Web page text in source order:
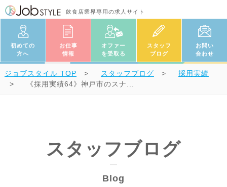
飲食店業界専用の求人サイト
初めての
方へ
お仕事
情報
オファー
を受取る
スタッフ
ブログ
お問い
合わせ
ジョブスタイル TOP スタッフブログ
採用実績
《採用実績64》神戸市のスナ...
スタッフブログ
Blog